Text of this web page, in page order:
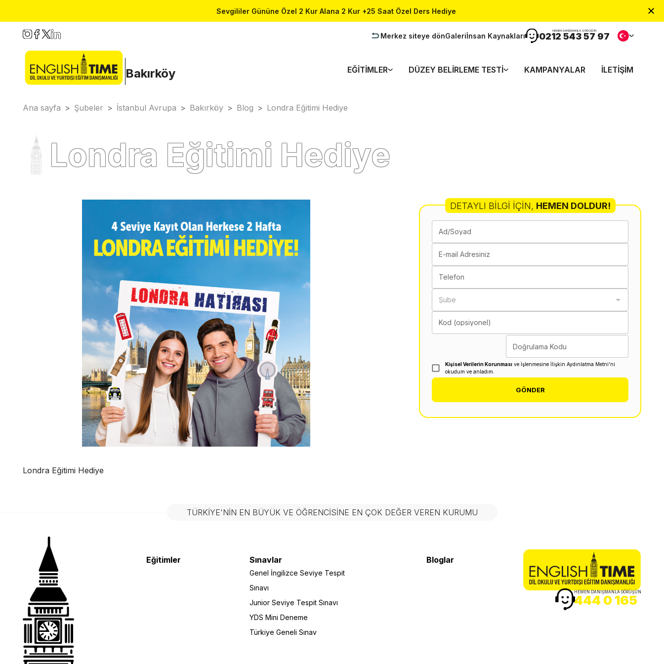
Sevgililer Gününe Özel 2 Kur Alana 2 Kur +25 Saat Özel Ders Hediye
Merkez siteye dönGaleriİnsan Kaynakları
HEMEN DANIŞMANLA GÖRÜŞÜN
0212 543 57 97
Bakırköy EĞITIMLER DÜZEY BELIRLEME TESTI KAMPANYALAR İLETIŞIM
Ana sayfa > Şubeler > İstanbul Avrupa > Bakırköy > Blog > Londra Eğitimi Hediye
Londra Eğitimi Hediye
Londra Eğitimi Hediye
DETAYLI BILGI İÇIN, HEMEN DOLDUR!
Ad/Soyad
E-mail Adresiniz
Telefon
Şube
Kod (opsiyonel)
Doğrulama Kodu
Kişisel Verilerin Korunması ve İşlenmesine İlişkin Aydınlatma Metni'ni
okudum ve anladım.
GÖNDER
TÜRKIYE'NIN EN BÜYÜK VE ÖĞRENCISINE EN ÇOK DEĞER VEREN KURUMU
Eğitimler Sınavlar
Genel İngilizce Seviye Tespit
Sınavı
Junior Seviye Tespit Sınavı
YDS Mini Deneme
Türkiye Geneli Sınav
Bloglar
HEMEN DANIŞMANLA GÖRÜŞÜN
444 0 165